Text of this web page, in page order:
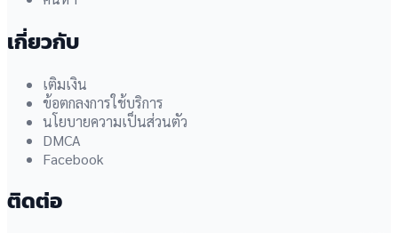
เกี่ยวกับ
เติมเงิน
ข้อตกลงการใช้บริการ
นโยบายความเป็นส่วนตัว
DMCA
Facebook
ติดต่อ